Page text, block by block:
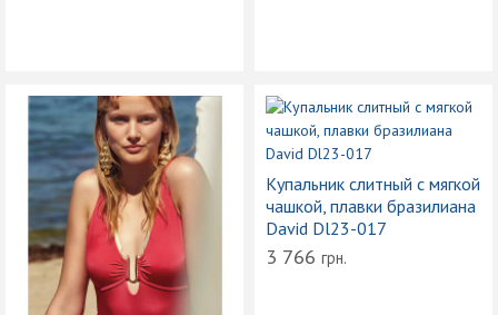
Купальник слитный с мягкой
чашкой, плавки бразилиана
David Dl23-017
3 766 грн.